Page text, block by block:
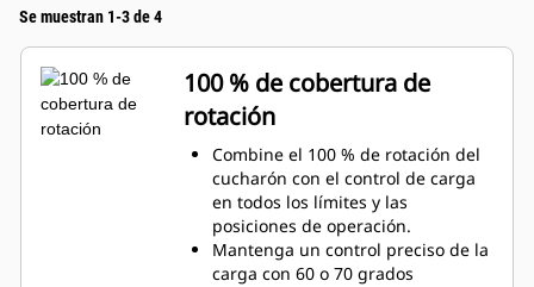
Se muestran 1-3 de 4
100 % de cobertura de
rotación
Combine el 100 % de rotación del
cucharón con el control de carga
en todos los límites y las
posiciones de operación.
Mantenga un control preciso de la
carga con 60 o 70 grados